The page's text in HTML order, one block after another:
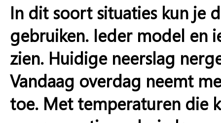
In dit soort situaties kun je
gebruiken. Ieder model en
zien. Huidige neerslag
Vandaag overdag neemt
toe. Met temperaturen die